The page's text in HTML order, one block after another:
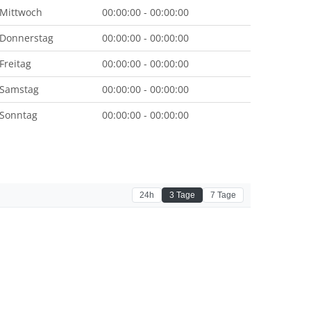
Mittwoch
00:00:00 - 00:00:00
Donnerstag
00:00:00 - 00:00:00
Freitag
00:00:00 - 00:00:00
Samstag
00:00:00 - 00:00:00
Sonntag
00:00:00 - 00:00:00